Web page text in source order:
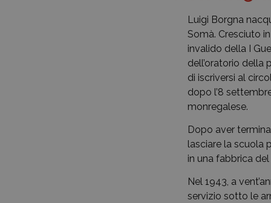
Luigi Borgna
Somà. Cresciuto
invalido della I
dell’oratorio della
di iscriversi al
dopo l’8
monregalese.
Dopo aver
lasciare la scuola
in una fabbrica
Nel 1943, a
servizio sotto le